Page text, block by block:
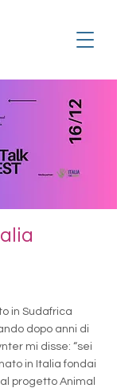
in Sudafrica
dopo anni di
mi disse: “sei
in Italia fondai
progetto Animal